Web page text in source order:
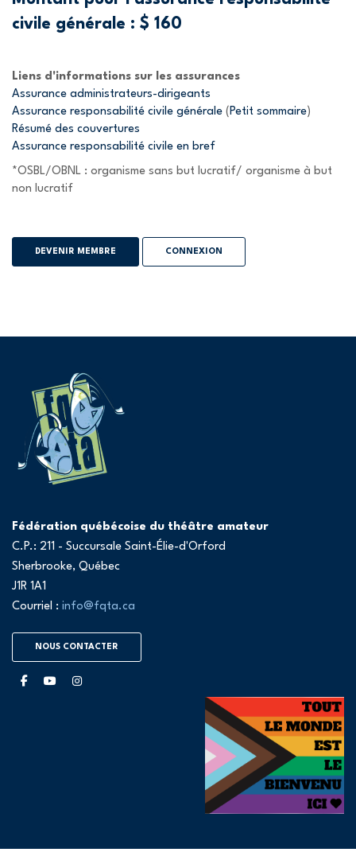
civile générale : $ 160
Liens d'informations sur les assurances
Assurance administrateurs-dirigeants
Assurance responsabilité civile générale ( Petit sommaire)
Résumé des couvertures
Assurance responsabilité civile en bref
*OSBL/OBNL : organisme sans but lucratif/ organisme à but
non lucratif
DEVENIR MEMBRE CONNEXION
Fédération québécoise du théâtre amateur
C.P.: 211 - Succursale Saint-Élie-d'Orford
Sherbrooke, Québec
J1R 1A1
Courriel : info@fqta.ca
NOUS CONTACTER
facebookyoutubeinstagram